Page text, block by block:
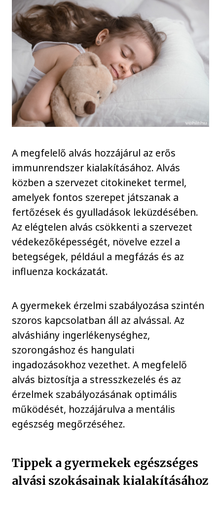
A megfelelő alvás hozzájárul az erős
immunrendszer kialakításához. Alvás
közben a szervezet citokineket termel,
amelyek fontos szerepet játszanak a
fertőzések és gyulladások leküzdésében.
Az elégtelen alvás csökkenti a szervezet
védekezőképességét, növelve ezzel a
betegségek, például a megfázás és az
influenza kockázatát.
A gyermekek érzelmi szabályozása szintén
szoros kapcsolatban áll az alvással. Az
alváshiány ingerlékenységhez,
szorongáshoz és hangulati
ingadozásokhoz vezethet. A megfelelő
alvás biztosítja a stresszkezelés és az
érzelmek szabályozásának optimális
működését, hozzájárulva a mentális
egészség megőrzéséhez.
Tippek a gyermekek egészséges
alvási szokásainak kialakításához